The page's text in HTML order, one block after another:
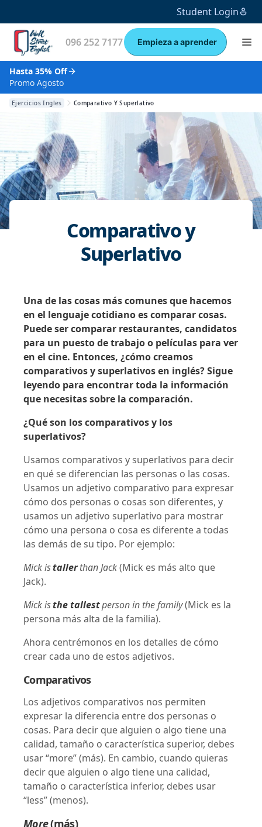
Student Login
096 252 7177 Empieza a aprender
Hasta 35% Off
Promo Agosto
Ejercicios Ingles Comparativo Y Superlativo
Comparativo y
Superlativo
Una de las cosas más comunes que hacemos
en el lenguaje cotidiano es comparar cosas.
Puede ser comparar restaurantes, candidatos
para un puesto de trabajo o películas para ver
en el cine. Entonces, ¿cómo creamos
comparativos y superlativos en inglés? Sigue
leyendo para encontrar toda la información
que necesitas sobre la comparación.
¿Qué son los comparativos y los
superlativos?
Usamos comparativos y superlativos para decir
en qué se diferencian las personas o las cosas.
Usamos un adjetivo comparativo para expresar
cómo dos personas o cosas son diferentes, y
usamos un adjetivo superlativo para mostrar
cómo una persona o cosa es diferente a todas
las demás de su tipo. Por ejemplo:
Mick istallerthan Jack(Mick es más alto que
Jack).
Mick isthe tallestperson in the family(Mick es la
persona más alta de la familia).
Ahora centrémonos en los detalles de cómo
crear cada uno de estos adjetivos.
Comparativos
Los adjetivos comparativos nos permiten
expresar la diferencia entre dos personas o
cosas. Para decir que alguien o algo tiene una
calidad, tamaño o característica superior, debes
usar “more” (más). En cambio, cuando quieras
decir que alguien o algo tiene una calidad,
tamaño o característica inferior, debes usar
“less” (menos).
More(más)